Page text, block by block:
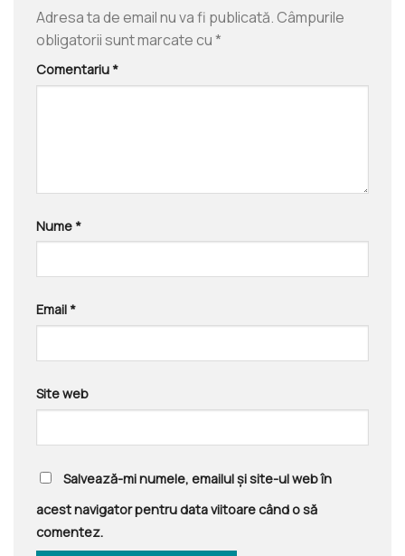
Adresa ta de email nu va fi publicată. Câmpurile
obligatorii sunt marcate cu*
Comentariu *
Nume *
Email *
Site web
Salvează-mi numele, emailul și site-ul web în
acest navigator pentru data viitoare când o să
comentez.